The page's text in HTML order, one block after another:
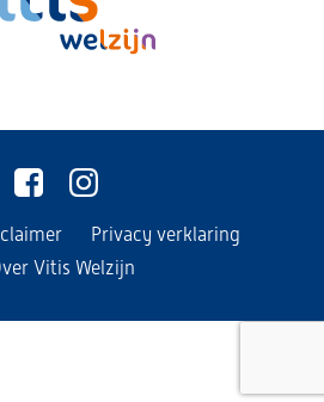
Privacy verklaring
Vitis Welzijn